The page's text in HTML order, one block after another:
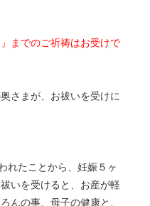
までのご祈祷はお受けで
さまが、お祓いを受けに
れたことから、妊娠５ヶ
いを受けると、お産が軽
んの事、母子の健康と、